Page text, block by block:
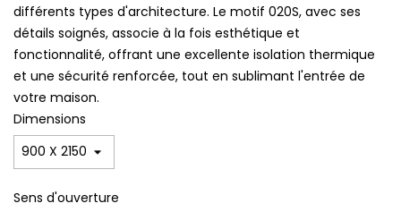
différents types d'architecture. Le motif 020S, avec ses
détails soignés, associe à la fois esthétique et
fonctionnalité, offrant une excellente isolation thermique
et une sécurité renforcée, tout en sublimant l'entrée de
votre maison.
Dimensions
Sens d'ouverture